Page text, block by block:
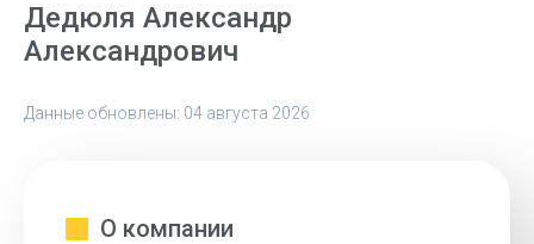
Дедюля Александр
Александрович
Данные обновлены: 04 августа 2026
О компании